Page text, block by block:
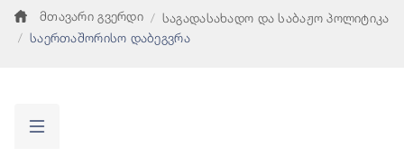
მთავარი გვერდი
საგადასახადო და საბაჟო პოლიტიკა
საერთაშორისო დაბეგვრა